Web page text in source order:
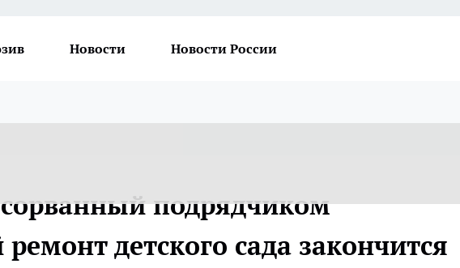
Новости Новости России
сорванный подрядчиком
детского сада закончится